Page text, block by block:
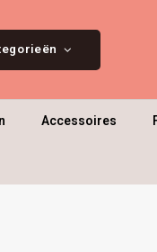
Accessoires